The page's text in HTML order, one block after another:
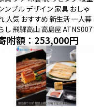
鳥取県）
鳥取県）
（鳥取県）
鳥取県）
鳥取県）
島根県）
島根県）
岡山県）
（岡山県）
ンプル デザイン 家具 おしゃ
人気 おすすめ 新生活 一人暮
し 飛騨高山 高島屋 ATNS007
附額：253,000円